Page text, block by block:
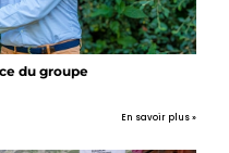
du groupe
En savoir plus »